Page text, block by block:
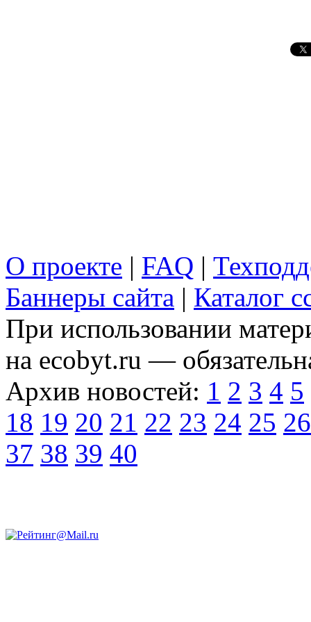
О проекте | FAQ |
Баннеры сайта | Каталог
При использовании
на ecobyt.ru —
Архив новостей: 1 2 3 4 5
18 19 20 21 22 23 24 25 26
37 38 39 40